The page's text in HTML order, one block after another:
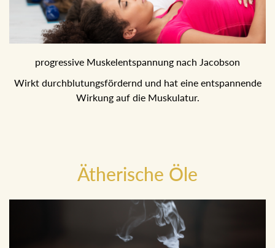
progressive Muskelentspannung nach Jacobson
Wirkt durchblutungsfördernd und hat eine entspannende
Wirkung auf die Muskulatur.
Ätherische Öle